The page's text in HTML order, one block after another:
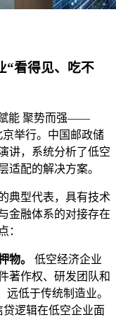
“看得见、吃不
赋能 聚势而强——
京举行。中国邮政储
讲，系统分析了低空
适配的解决方案。
典型代表，具有技术
金融体系的对接存在
：
物。
低空经济企业
著作权、研发团队和
低于传统制造业。
逻辑在低空企业面